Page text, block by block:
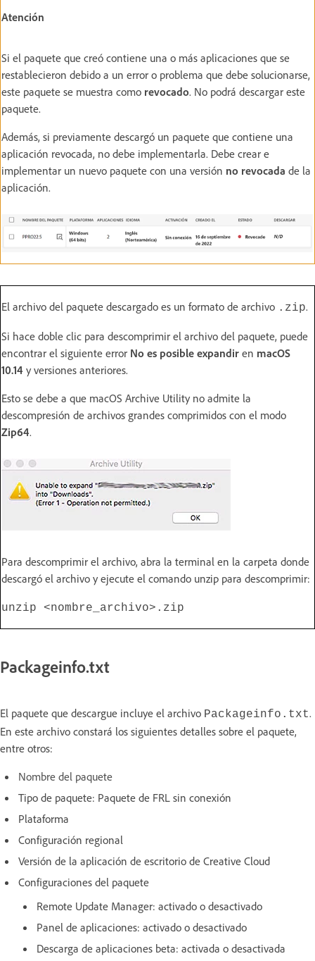
Atención
Si el paquete que creó contiene una o más aplicaciones que se
restablecieron debido a un error o problema que debe solucionarse,
este paquete se muestra como revocado. No podrá descargar este
paquete.
Además, si previamente descargó un paquete que contiene una
aplicación revocada, no debe implementarla. Debe crear e
implementar un nuevo paquete con una versión no revocada de la
aplicación.
El archivo del paquete descargado es un formato de archivo .zip.
Si hace doble clic para descomprimir el archivo del paquete, puede
encontrar el siguiente error No es posible expandir en macOS
10.14 y versiones anteriores.
Esto se debe a que macOS Archive Utility no admite la
descompresión de archivos grandes comprimidos con el modo
Zip64.
Para descomprimir el archivo, abra la terminal en la carpeta donde
descargó el archivo y ejecute el comando unzip para descomprimir:
unzip <nombre_archivo>.zip
Packageinfo.txt
El paquete que descargue incluye el archivo Packageinfo.txt.
En este archivo constará los siguientes detalles sobre el paquete,
entre otros:
Nombre del paquete
Tipo de paquete: Paquete de FRL sin conexión
Plataforma
Configuración regional
Versión de la aplicación de escritorio de Creative Cloud
Configuraciones del paquete
Remote Update Manager: activado o desactivado
Panel de aplicaciones: activado o desactivado
Descarga de aplicaciones beta: activada o desactivada